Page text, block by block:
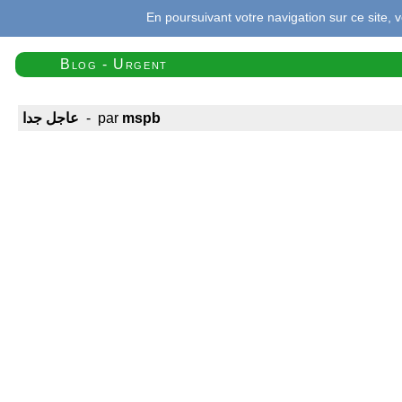
En poursuivant votre navigation sur ce site,
Blog - Urgent
عاجل جدا - par mspb